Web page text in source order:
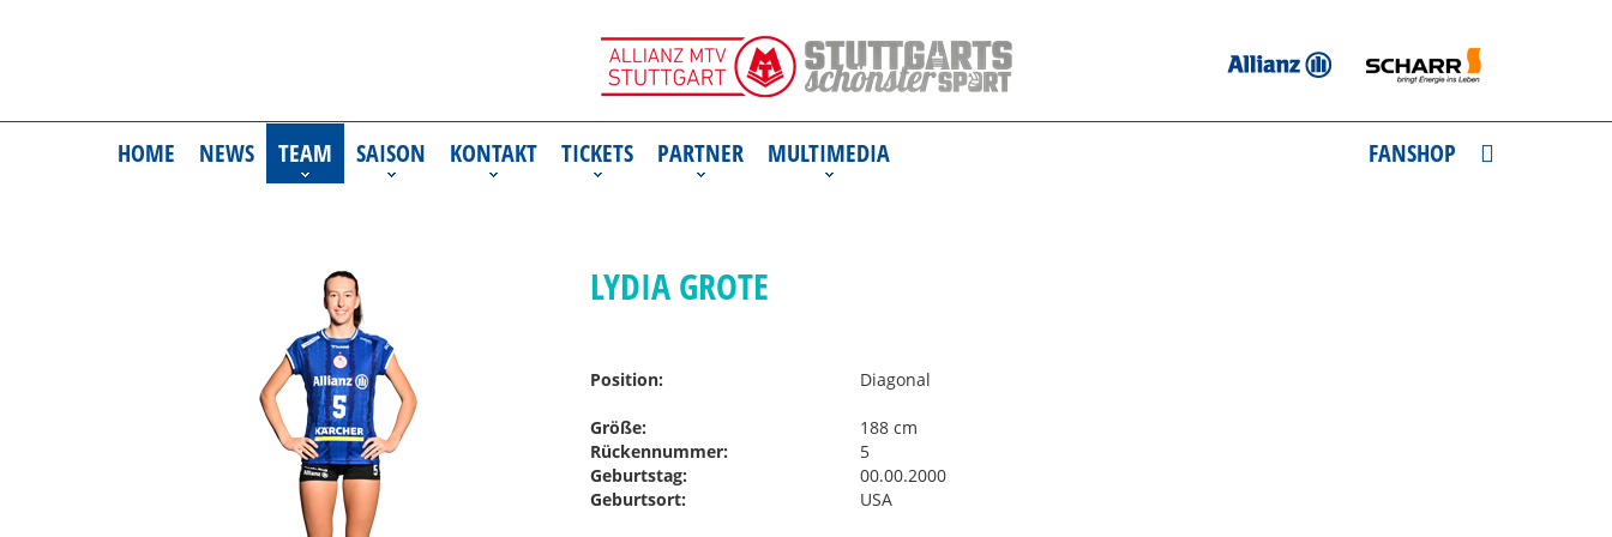
HOME NEWS TEAM SAISON KONTAKT TICKETS PARTNER MULTIMEDIA FANSHOP
LYDIA GROTE
Position: Diagonal
Größe:
188 cm
Rückennummer:
5
Geburtstag:
00.00.2000
Geburtsort:
USA